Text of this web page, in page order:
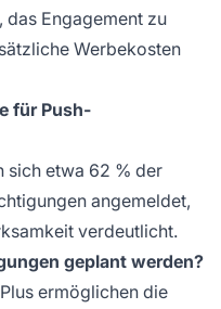
Engagement zu
Werbekosten
für Push-
sich etwa 62 % der
angemeldet,
verdeutlicht.
geplant werden?
ermöglichen die